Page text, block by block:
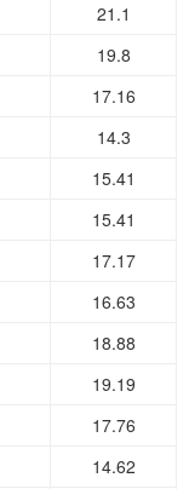
21.1
19.8
17.16
14.3
15.41
15.41
17.17
16.63
18.88
19.19
17.76
14.62